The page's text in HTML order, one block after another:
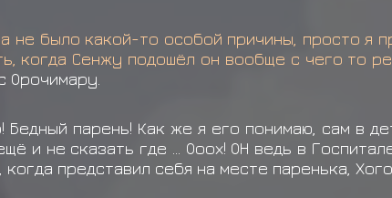
не было какой-то особой причины, просто я
когда Сенжу подошёл он вообще с чего то
Орочимару.
Бедный парень! Как же я его понимаю, сам в
и не сказать где ... Ооох! ОН ведь в
когда представил себя на месте паренька, Хого.